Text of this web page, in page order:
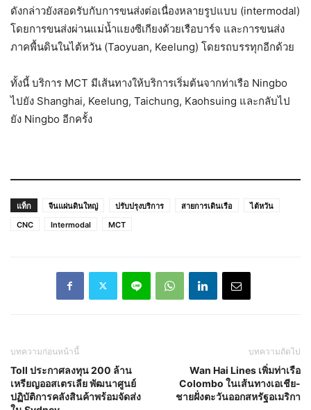
ดังกล่าวยังสอดรับกับการขนส่งต่อเนื่องหลายรูปแบบ (intermodal)
โดยการขนส่งผ่านแม่น้ำแยงซีเกียงด้วยเรือบาร์จ และการขนส่ง
ภาคพื้นดินในไต้หวัน (Taoyuan, Keelung) โดยรถบรรทุกอีกด้วย
ทั้งนี้ บริการ MCT มีเส้นทางให้บริการเริ่มต้นจากท่าเรือ Ningbo
ไปยัง Shanghai, Keelung, Taichung, Kaohsuing และกลับไป
ยัง Ningbo อีกครั้ง
แท็ก จีนแผ่นดินใหญ่ ปรับปรุงบริการ สายการเดินเรือ
ไต้หวัน
CNC
Intermodal MCT
บทความก่อนหน้านี้
Toll ประกาศลงทุน 200 ล้าน
เหรียญออสเตรเลีย พัฒนาศูนย์
ปฏิบัติการคลังสินค้าพร้อมจัดส่ง
บทความถัดไป
Wan Hai Lines เพิ่มท่าเรือ
Colombo ในเส้นทางเอเชีย-
ชายฝั่งตะวันออกสหรัฐอเมริกา